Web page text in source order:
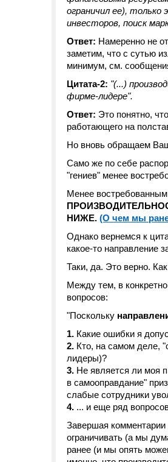
ограничил ее), только
инвесторов, поиск
Ответ: Намеренно не
заметим, что с сутью
минимум, см.
Цитата-2: "(...)
фирме-лидере".
Ответ: Это понятно,
работающего на
Но вновь обращаем
Само же по себе
"гениев" менее
Менее
НИЖЕ. (О чем мы
Однако вернемся к
какое-то направление
Таки, да. Это верно.
Между тем, в
вопросов:
"Поскольку
1. Какие ошибки я
2. Кто, на самом деле,
лидеры)?
3. Не является ли моя
в самооправдание"
слабые сотрудники
4. ... и еще ряд
Завершая комментарии
ограничивать (а мы
ранее (и мы опять